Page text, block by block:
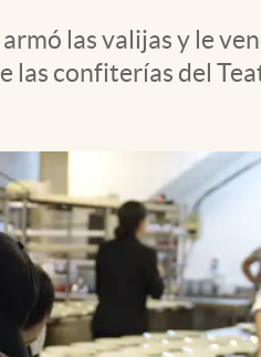
las valijas y le
confiterías del